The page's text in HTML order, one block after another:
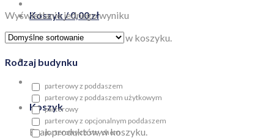
Koszyk /0,00zł
Brak produktów w koszyku.
Koszyk
Brak produktów w koszyku.
Wyświetlanie jednego wyniku
Rodzaj budynku
parterowy z poddaszem
parterowy z poddaszem użytkowym
parterowy
parterowy z opcjonalnym poddaszem
parterowy ze strychem